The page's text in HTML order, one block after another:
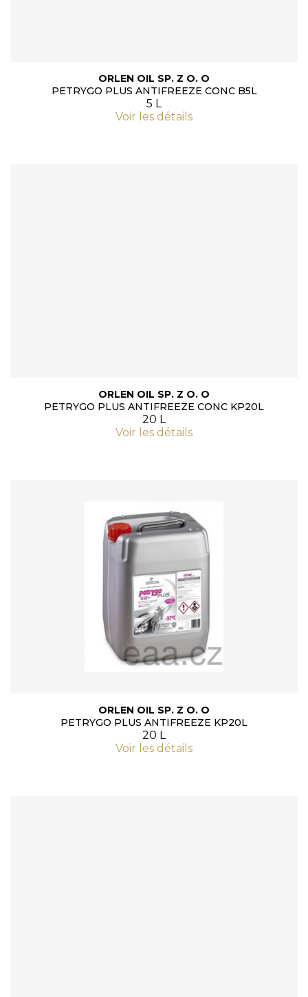
ORLEN OIL SP. Z O. O
PETRYGO PLUS ANTIFREEZE CONC B5L
5 L
Voir les détails
ORLEN OIL SP. Z O. O
PETRYGO PLUS ANTIFREEZE CONC KP20L
20 L
Voir les détails
ORLEN OIL SP. Z O. O
PETRYGO PLUS ANTIFREEZE KP20L
20 L
Voir les détails